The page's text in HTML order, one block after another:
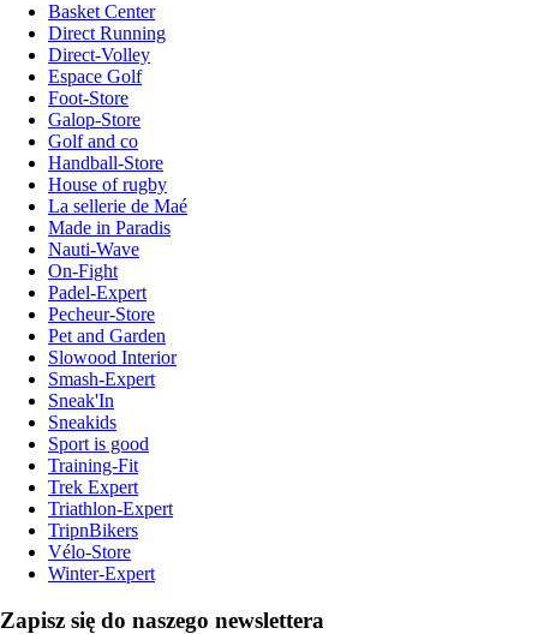
Basket Center
Direct Running
Direct-Volley
Espace Golf
Foot-Store
Galop-Store
Golf and co
Handball-Store
House of rugby
La sellerie de Maé
Made in Paradis
Nauti-Wave
On-Fight
Padel-Expert
Pecheur-Store
Pet and Garden
Slowood Interior
Smash-Expert
Sneak'In
Sneakids
Sport is good
Training-Fit
Trek Expert
Triathlon-Expert
TripnBikers
Vélo-Store
Winter-Expert
Zapisz się do naszego newslettera